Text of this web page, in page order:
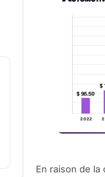
En raison de